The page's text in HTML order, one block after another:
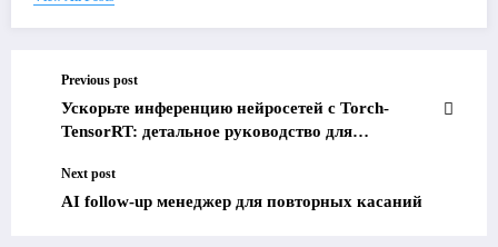
Previous post
Ускорьте инференцию нейросетей с Torch-
TensorRT: детальное руководство для
Next post
AI follow-up менеджер для повторных касаний